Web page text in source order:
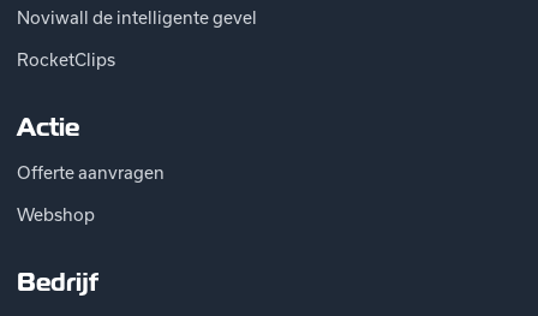
Noviwall de intelligente gevel
RocketClips
Actie
Offerte aanvragen
Webshop
Bedrijf